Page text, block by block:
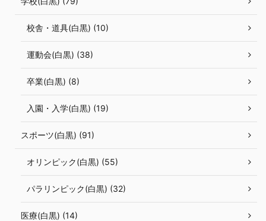
校舎・道具(白黒) (10)
運動会(白黒) (38)
卒業(白黒) (8)
入園・入学(白黒) (19)
スポーツ(白黒) (91)
オリンピック(白黒) (55)
パラリンピック(白黒) (32)
医療(白黒) (14)